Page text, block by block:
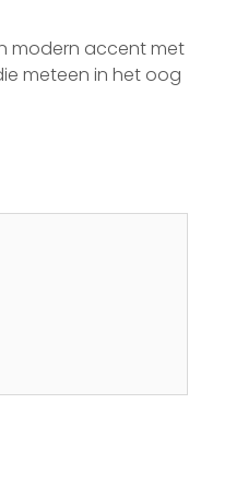
modern accent met
meteen in het oog